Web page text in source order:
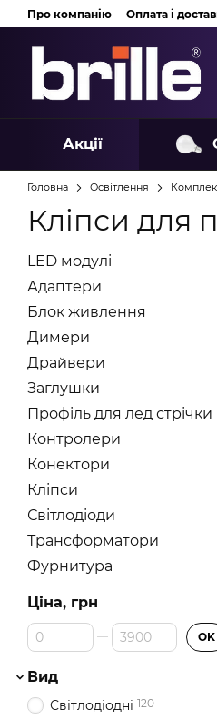
Перейти до основного
Про компанію Оплата і
Акції
Головна Освітлення
Кліпси для
LED модулі
Адаптери
Блок живлення
Димери
Драйвери
Заглушки
Профіль для лед стрічки
Контролери
Конектори
Кліпси
Світлодіоди
Трансформатори
Фурнитура
Ціна, грн
Від Ціна, грн
До Ціна, грн OK
Вид
Світлодіодні 120